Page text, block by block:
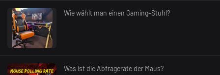
Wie wählt man einen Gaming-Stuhl?
Was ist die Abfragerate der Maus?